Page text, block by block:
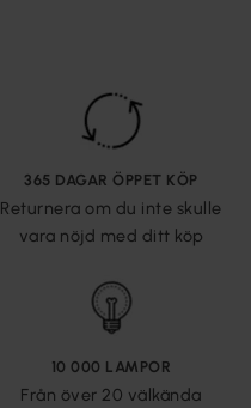
365 DAGAR ÖPPET KÖP
Returnera om du inte skulle
vara nöjd med ditt köp
10 000 LAMPOR
Från över 20 välkända